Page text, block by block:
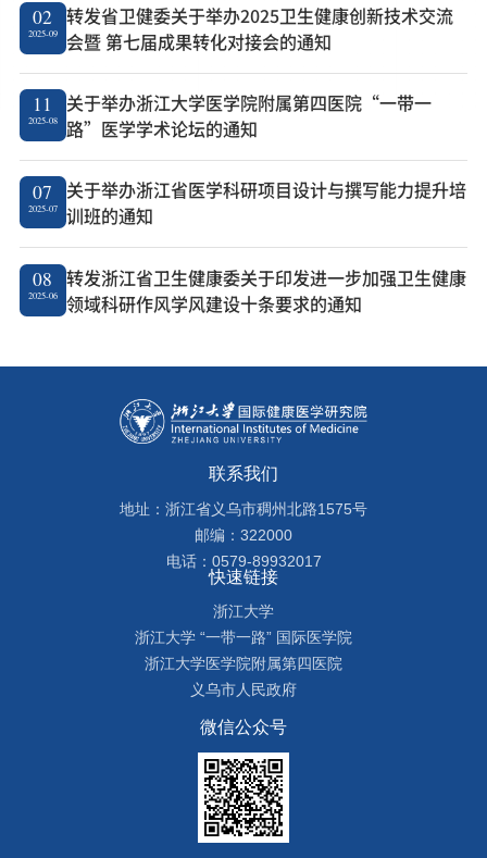
02
2025-09
转发省卫健委关于举办2025卫生健康创新技术交流
会暨 第七届成果转化对接会的通知
11
2025-08
关于举办浙江大学医学院附属第四医院“一带一
路”医学学术论坛的通知
07
2025-07
关于举办浙江省医学科研项目设计与撰写能力提升培
训班的通知
08
2025-06
转发浙江省卫生健康委关于印发进一步加强卫生健康
领域科研作风学风建设十条要求的通知
联系我们
地址：浙江省义乌市稠州北路1575号
邮编：322000
电话：0579-89932017
快速链接
浙江大学
浙江大学 “一带一路” 国际医学院
浙江大学医学院附属第四医院
义乌市人民政府
微信公众号